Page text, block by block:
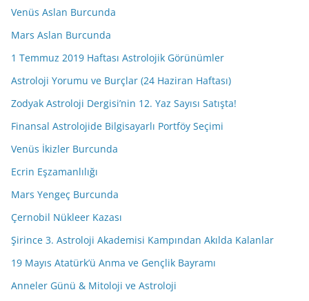
Venüs Aslan Burcunda
Mars Aslan Burcunda
1 Temmuz 2019 Haftası Astrolojik Görünümler
Astroloji Yorumu ve Burçlar (24 Haziran Haftası)
Zodyak Astroloji Dergisi’nin 12. Yaz Sayısı Satışta!
Finansal Astrolojide Bilgisayarlı Portföy Seçimi
Venüs İkizler Burcunda
Ecrin Eşzamanlılığı
Mars Yengeç Burcunda
Çernobil Nükleer Kazası
Şirince 3. Astroloji Akademisi Kampından Akılda Kalanlar
19 Mayıs Atatürk’ü Anma ve Gençlik Bayramı
Anneler Günü & Mitoloji ve Astroloji